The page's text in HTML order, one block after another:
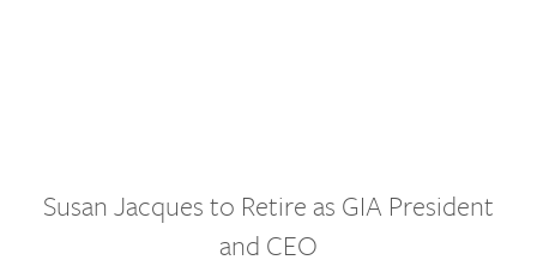
Susan Jacques to Retire as GIA President
and CEO